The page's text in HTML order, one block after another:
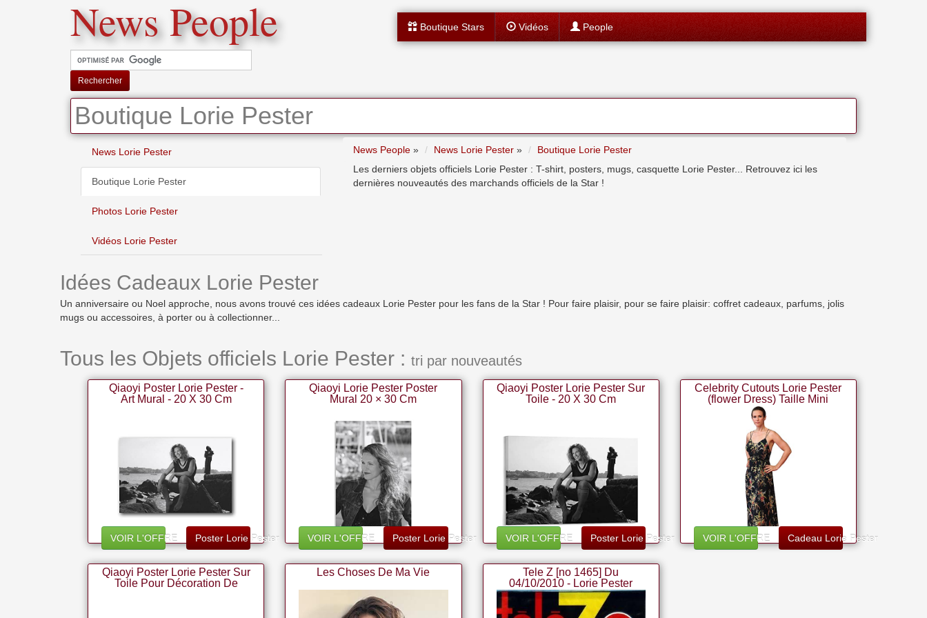
News People
Rechercher
Boutique Stars Vidéos People
Boutique Lorie Pester
News Lorie Pester
Boutique Lorie Pester
Photos Lorie Pester
Vidéos Lorie Pester
News People » News Lorie Pester »
Boutique Lorie Pester
Les derniers objets officiels Lorie Pester : T-shirt, posters, mugs, casquette Lorie Pester... Retrouvez ici les
dernières nouveautés des marchands officiels de la Star !
Idées Cadeaux Lorie Pester
Un anniversaire ou Noel approche, nous avons trouvé ces idées cadeaux Lorie Pester pour les fans de la Star ! Pour faire plaisir, pour se faire plaisir: coffret cadeaux, parfums, jolis
mugs ou accessoires, à porter ou à collectionner...
Tous les Objets officiels Lorie Pester : tri par nouveautés
Qiaoyi Poster Lorie Pester -
Art Mural - 20 X 30 Cm
VOIR L'OFFRE Poster Lorie Pester
Qiaoyi Lorie Pester Poster
Mural 20 × 30 Cm
VOIR L'OFFRE Poster Lorie Pester
Qiaoyi Poster Lorie Pester Sur
Toile - 20 X 30 Cm
VOIR L'OFFRE Poster Lorie Pester
Celebrity Cutouts Lorie Pester
(flower Dress) Taille Mini
VOIR L'OFFRE Cadeau Lorie Pester
Qiaoyi Poster Lorie Pester Sur
Toile Pour Décoration De
Les Choses De Ma Vie
Tele Z [no 1465] Du
04/10/2010 - Lorie Pester